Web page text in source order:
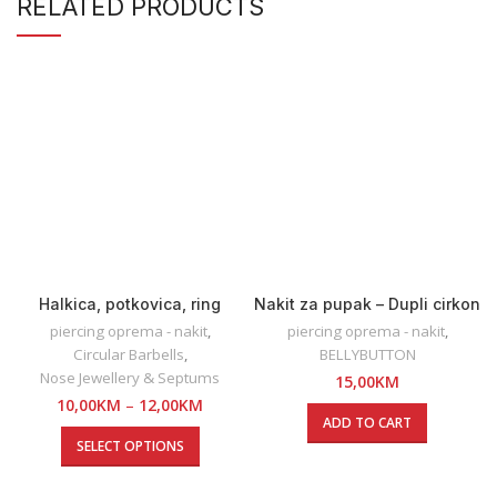
RELATED PRODUCTS
Halkica, potkovica, ring
piercing oprema - nakit,
Circular Barbells
Nose Jewellery & Septums
10,00KM – 12,00KM
SELECT OPTIONS
Nakit za pupak – Dupli cirkon
piercing oprema - nakit,
BELLYBUTTON
15,00KM
ADD TO CART